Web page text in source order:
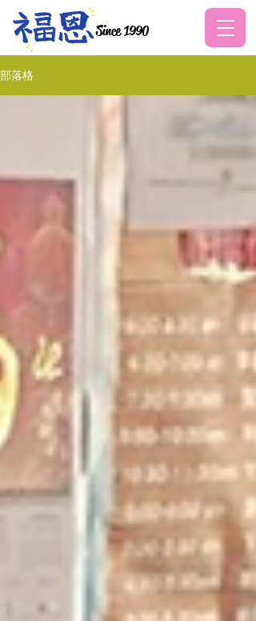
Since 1990
部落格